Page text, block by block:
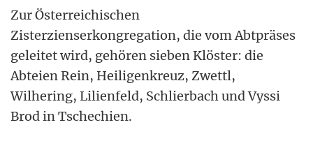
Zur Österreichischen
Zisterzienserkongregation, die vom Abtpräses
geleitet wird, gehören sieben Klöster: die
Abteien Rein, Heiligenkreuz, Zwettl,
Wilhering, Lilienfeld, Schlierbach und Vyssi
Brod in Tschechien.